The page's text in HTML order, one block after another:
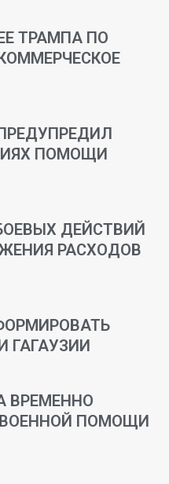
ТРАМПА ПО
ПОМОЩИ
ДЕЙСТВИЙ
РАСХОДОВ
ГАГАУЗИИ
ВРЕМЕННО
ПОМОЩИ